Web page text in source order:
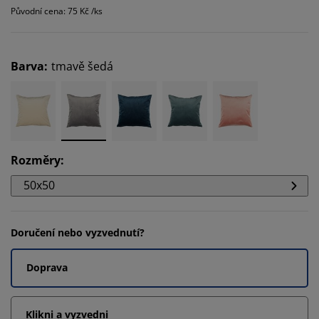
Původní cena: 75 Kč /ks
Barva: tmavě šedá
Rozměry:
50x50
Doručení nebo vyzvednutí?
Doprava
Klikni a vyzvedni